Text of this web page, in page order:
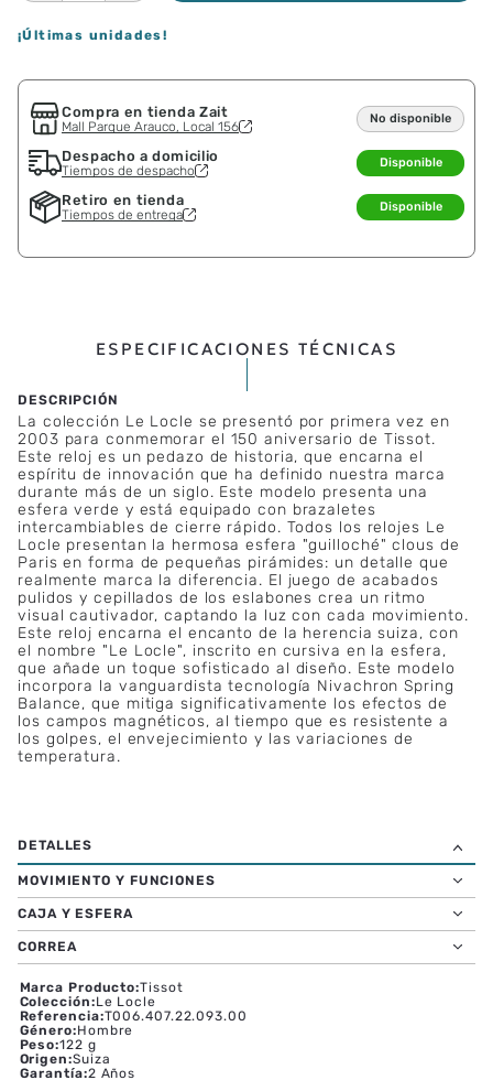
¡Últimas unidades!
Compra en tienda Zait
Mall Parque Arauco, Local 156
No disponible
Despacho a domicilio
Tiempos de despacho
Disponible
Retiro en tienda
Tiempos de entrega
Disponible
ESPECIFICACIONES TÉCNICAS
La colección Le Locle se presentó por primera vez en
2003 para conmemorar el 150 aniversario de Tissot.
Este reloj es un pedazo de historia, que encarna el
espíritu de innovación que ha definido nuestra marca
durante más de un siglo. Este modelo presenta una
esfera verde y está equipado con brazaletes
intercambiables de cierre rápido. Todos los relojes Le
Locle presentan la hermosa esfera "guilloché" clous de
Paris en forma de pequeñas pirámides: un detalle que
realmente marca la diferencia. El juego de acabados
pulidos y cepillados de los eslabones crea un ritmo
visual cautivador, captando la luz con cada movimiento.
Este reloj encarna el encanto de la herencia suiza, con
el nombre "Le Locle", inscrito en cursiva en la esfera,
que añade un toque sofisticado al diseño. Este modelo
incorpora la vanguardista tecnología Nivachron Spring
Balance, que mitiga significativamente los efectos de
los campos magnéticos, al tiempo que es resistente a
los golpes, el envejecimiento y las variaciones de
temperatura.
MOVIMIENTO Y FUNCIONES
CAJA Y ESFERA
CORREA
Marca Producto:Tissot
Colección:Le Locle
Referencia:T006.407.22.093.00
Género:Hombre
Peso:122 g
Origen:Suiza
Garantía:2 Años